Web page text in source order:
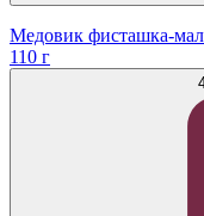
Медовик фисташка-
110 г